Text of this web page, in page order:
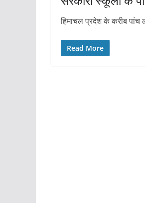
हिमाचल प्रदेश के करीब पांच
Read More